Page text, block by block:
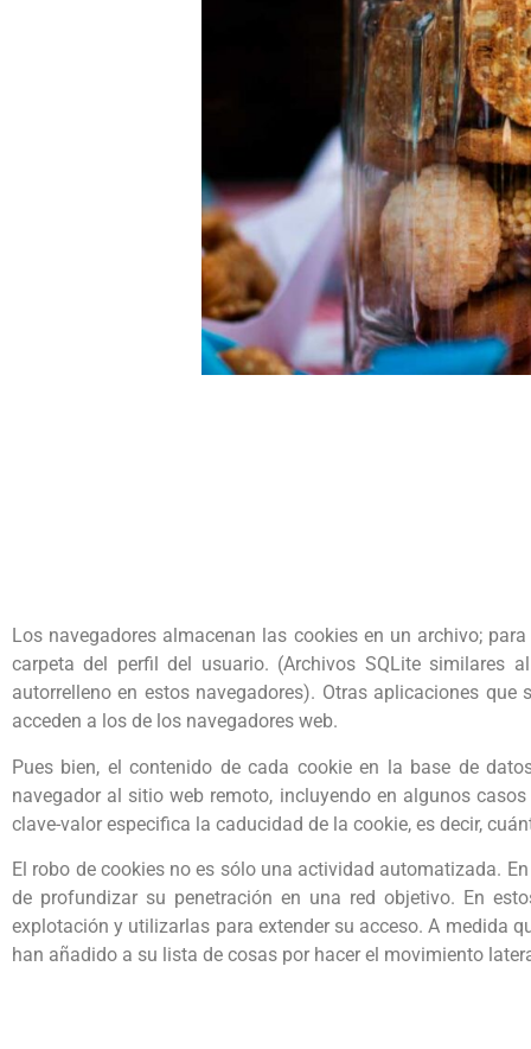
Los navegadores almacenan las cookies en un archivo;
carpeta del perfil del usuario. (Archivos SQLite similares
autorrelleno en estos navegadores). Otras aplicaciones
acceden a los de los navegadores web.
Pues bien, el contenido de cada cookie en la base de
navegador al sitio web remoto, incluyendo en algunos
clave-valor especifica la caducidad de la cookie, es decir,
El robo de cookies no es sólo una actividad automatizada.
de profundizar su penetración en una red objetivo. En
explotación y utilizarlas para extender su acceso. A medida
han añadido a su lista de cosas por hacer el movimiento